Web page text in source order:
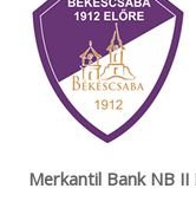
Merkantil Bank NB